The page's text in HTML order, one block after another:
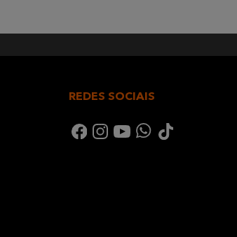
REDES SOCIAIS